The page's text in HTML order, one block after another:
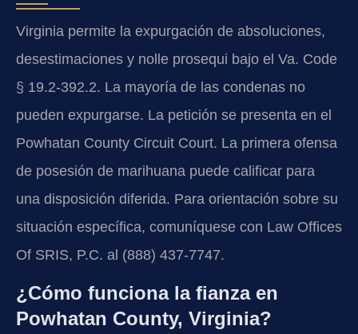
Virginia permite la expurgación de absoluciones,
desestimaciones y nolle prosequi bajo el Va. Code
§ 19.2-392.2. La mayoría de las condenas no
pueden expurgarse. La petición se presenta en el
Powhatan County Circuit Court. La primera ofensa
de posesión de marihuana puede calificar para
una disposición diferida. Para orientación sobre su
situación específica, comuníquese con Law Offices
Of SRIS, P.C. al (888) 437-7747.
¿Cómo funciona la fianza en
Powhatan County, Virginia?